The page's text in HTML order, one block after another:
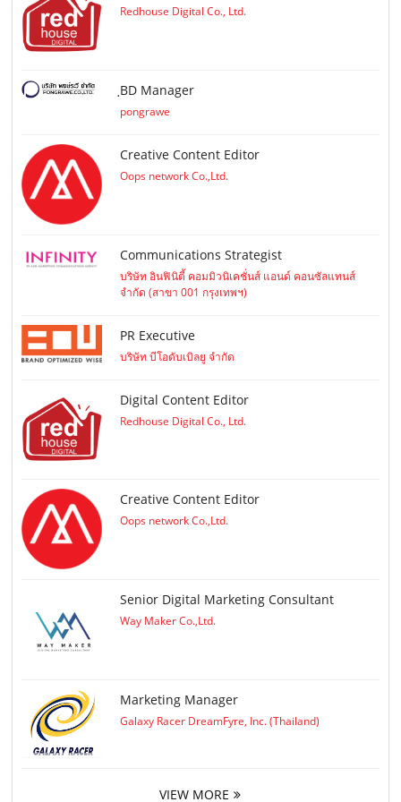
Redhouse Digital Co., Ltd.
ฺBD Manager
pongrawe
Creative Content Editor
Oops network Co.,Ltd.
Communications Strategist
บริษัท อินฟินิตี้ คอมมิวนิเคชั่นส์ แอนด์ คอนซัลแทนส์
จำกัด (สาขา 001 กรุงเทพฯ)
PR Executive
บริษัท บีโอดับเบิลยู จำกัด
Digital Content Editor
Redhouse Digital Co., Ltd.
Creative Content Editor
Oops network Co.,Ltd.
Senior Digital Marketing Consultant
Way Maker Co.,Ltd.
Marketing Manager
Galaxy Racer DreamFyre, Inc. (Thailand)
VIEW MORE